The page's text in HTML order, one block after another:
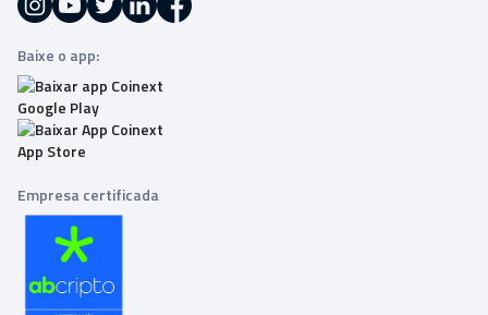
Baixe o app:
Empresa certificada